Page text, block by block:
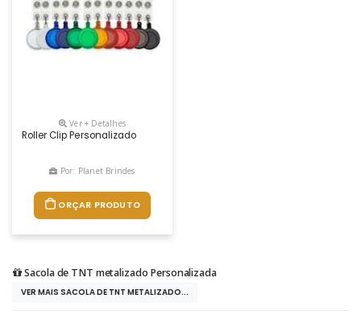
Ver + Detalhes
Roller Clip Personalizado
Por: Planet Brindes
ORÇAR PRODUTO
Sacola de TNT metalizado Personalizada
VER MAIS SACOLA DE TNT METALIZADO...